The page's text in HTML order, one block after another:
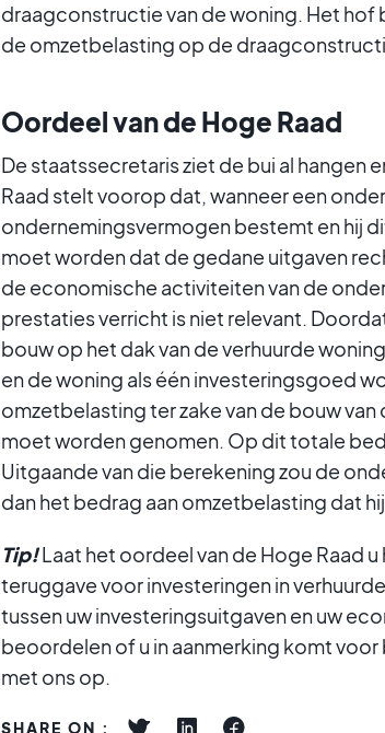
draagconstructie van de woning. Het
de omzetbelasting op de
Oordeel van de Hoge Raad
De staatssecretaris ziet de bui al hangen
Raad stelt voorop dat, wanneer een
ondernemingsvermogen bestemt en hij
moet worden dat de gedane uitgaven
de economische activiteiten van de
prestaties verricht is niet relevant.
bouw op het dak van de verhuurde
en de woning als één investeringsgoed
omzetbelasting ter zake van de bouw
moet worden genomen. Op dit totale
Uitgaande van die berekening zou de
dan het bedrag aan omzetbelasting dat
Tip!Laat het oordeel van de Hoge Raad
teruggave voor investeringen in
tussen uw investeringsuitgaven en uw
beoordelen of u in aanmerking komt
met ons op.
SHARE ON :